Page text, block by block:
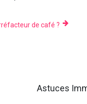
de café ?
Astuces